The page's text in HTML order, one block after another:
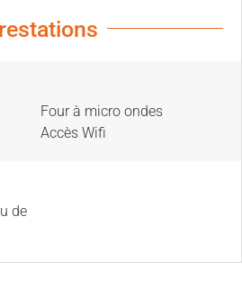
Four à micro ondes
Accès Wifi
de